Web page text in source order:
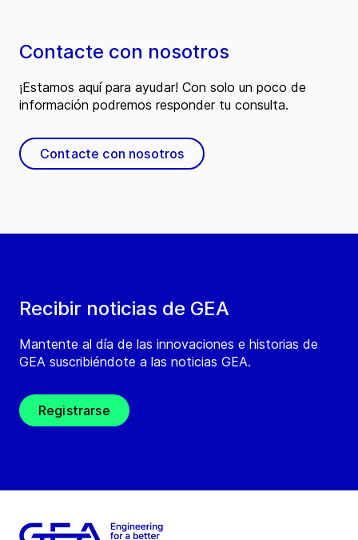
Recibir noticias de GEA
Mantente al día de las innovaciones e historias de
GEA suscribiéndote a las noticias GEA.
Registrarse
Contacte con nosotros
¡Estamos aquí para ayudar! Con solo un poco de
información podremos responder tu consulta.
Contacte con nosotros